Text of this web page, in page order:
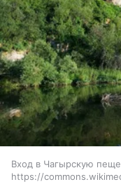
Вход в Чагырскую
https://